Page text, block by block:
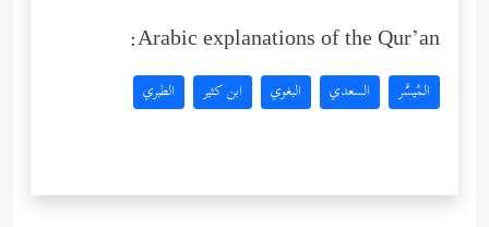
Arabic explanations of the Qur’an:
المُيسَّر السعدي البغوي ابن كثير الطبري